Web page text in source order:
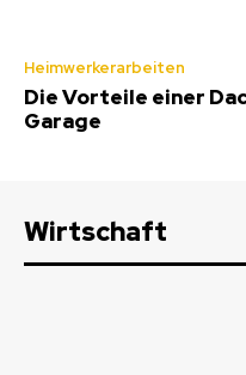
Heimwerkerarbeiten
Die Vorteile einer
Garage
Wirtschaft